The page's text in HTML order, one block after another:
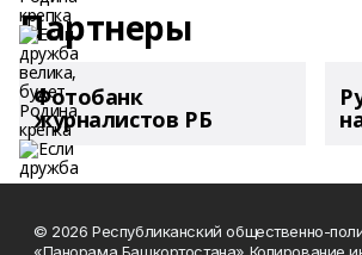
Партнеры
Фотобанк
журналистов РБ
© 2026 Республиканский общественно-